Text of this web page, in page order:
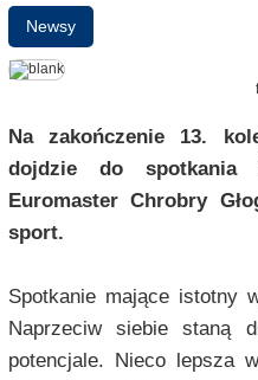
Newsy
Na zakończenie 13.
dojdzie do spotkania
Euromaster Chrobry
sport.
Spotkanie mające istotny
Naprzeciw siebie staną
potencjale. Nieco lepsza